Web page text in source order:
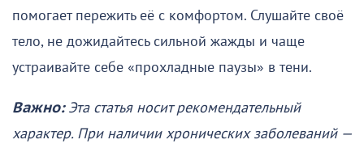
помогает пережить её с комфортом. Слушайте своё
тело, не дожидайтесь сильной жажды и чаще
устраивайте себе «прохладные паузы» в тени.
Важно:Эта статья носит рекомендательный
характер. При наличии хронических заболеваний —